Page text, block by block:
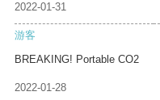
2022-01-31
游客
BREAKING! Portable CO2
2022-01-28